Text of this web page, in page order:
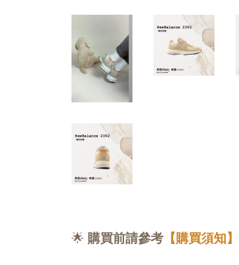
🌟 購買前請參考 【購買須知】